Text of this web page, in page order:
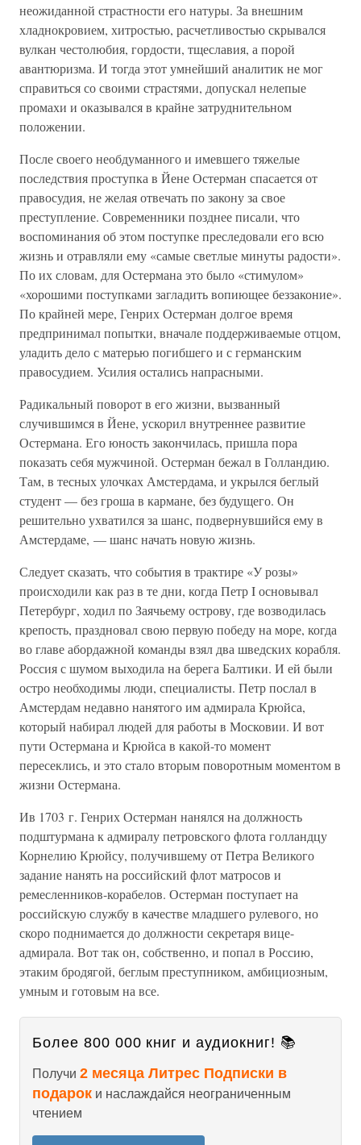
неожиданной страстности его натуры. За внешним
хладнокровием, хитростью, расчетливостью скрывался
вулкан честолюбия, гордости, тщеславия, а порой
авантюризма. И тогда этот умнейший аналитик не мог
справиться со своими страстями, допускал нелепые
промахи и оказывался в крайне затруднительном
положении.
После своего необдуманного и имевшего тяжелые
последствия проступка в Йене Остерман спасается от
правосудия, не желая отвечать по закону за свое
преступление. Современники позднее писали, что
воспоминания об этом поступке преследовали его всю
жизнь и отравляли ему «самые светлые минуты радости».
По их словам, для Остермана это было «стимулом»
«хорошими поступками загладить вопиющее беззаконие».
По крайней мере, Генрих Остерман долгое время
предпринимал попытки, вначале поддерживаемые отцом,
уладить дело с матерью погибшего и с германским
правосудием. Усилия остались напрасными.
Радикальный поворот в его жизни, вызванный
случившимся в Йене, ускорил внутреннее развитие
Остермана. Его юность закончилась, пришла пора
показать себя мужчиной. Остерман бежал в Голландию.
Там, в тесных улочках Амстердама, и укрылся беглый
студент — без гроша в кармане, без будущего. Он
решительно ухватился за шанс, подвернувшийся ему в
Амстердаме, — шанс начать новую жизнь.
Следует сказать, что события в трактире «У розы»
происходили как раз в те дни, когда Петр I основывал
Петербург, ходил по Заячьему острову, где возводилась
крепость, праздновал свою первую победу на море, когда
во главе абордажной команды взял два шведских корабля.
Россия с шумом выходила на берега Балтики. И ей были
остро необходимы люди, специалисты. Петр послал в
Амстердам недавно нанятого им адмирала Крюйса,
который набирал людей для работы в Московии. И вот
пути Остермана и Крюйса в какой-то момент
пересеклись, и это стало вторым поворотным моментом в
жизни Остермана.
Ив 1703 г. Генрих Остерман нанялся на должность
подштурмана к адмиралу петровского флота голландцу
Корнелию Крюйсу, получившему от Петра Великого
задание нанять на российский флот матросов и
ремесленников-корабелов. Остерман поступает на
российскую службу в качестве младшего рулевого, но
скоро поднимается до должности секретаря вице-
адмирала. Вот так он, собственно, и попал в Россию,
этаким бродягой, беглым преступником, амбициозным,
умным и готовым на все.
Более 800 000 книг и аудиокниг! 📚
Получи 2 месяца Литрес Подписки в
подарок и наслаждайся неограниченным
чтением